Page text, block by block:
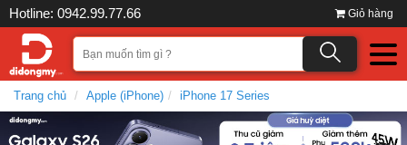
Hotline: 0942.99.77.66 Giỏ hàng
Trang chủ Apple (iPhone) iPhone 17 Series